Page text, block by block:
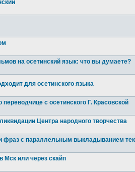
на осетинский язык: что вы думаете?
для осетинского языка
с осетинского Г. Красовской
Центра народного творчества
фраз с параллельным выкладыванием
Мск или через скайп